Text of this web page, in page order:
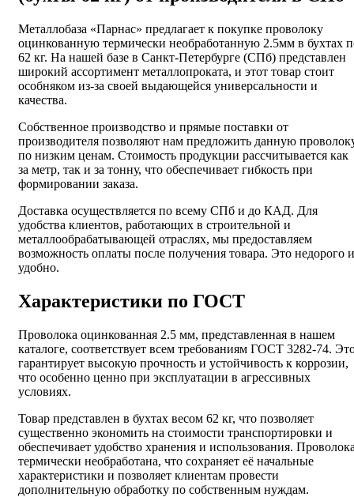
Металлобаза «Парнас» предлагает к покупке проволоку
оцинкованную термически необработанную 2.5мм в бухтах
62 кг. На нашей базе в Санкт-Петербурге (СПб) представлен
широкий ассортимент металлопроката, и этот товар стоит
особняком из-за своей выдающейся универсальности и
качества.
Собственное производство и прямые поставки от
производителя позволяют нам предложить данную
по низким ценам. Стоимость продукции рассчитывается как
за метр, так и за тонну, что обеспечивает гибкость при
формировании заказа.
Доставка осуществляется по всему СПб и до КАД. Для
удобства клиентов, работающих в строительной и
металлообрабатывающей отраслях, мы предоставляем
возможность оплаты после получения товара. Это недорого и
удобно.
Характеристики по ГОСТ
Проволока оцинкованная 2.5 мм, представленная в нашем
каталоге, соответствует всем требованиям ГОСТ 3282-74.
гарантирует высокую прочность и устойчивость к коррозии,
что особенно ценно при эксплуатации в агрессивных
условиях.
Товар представлен в бухтах весом 62 кг, что позволяет
существенно экономить на стоимости транспортировки и
обеспечивает удобство хранения и использования.
термически необработана, что сохраняет её начальные
характеристики и позволяет клиентам провести
дополнительную обработку по собственным нуждам.